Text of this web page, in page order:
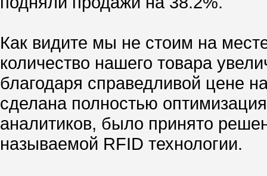
Как видите мы не стоим на
количество нашего товара
благодаря справедливой цене
сделана полностью
аналитиков, было принято
называемой RFID технологии.